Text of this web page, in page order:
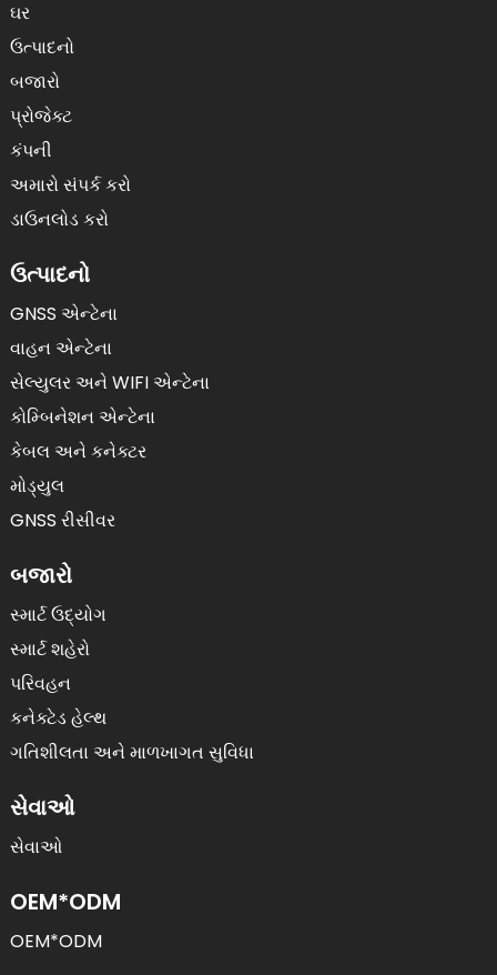
ઘર
ઉત્પાદનો
બજારો
પ્રોજેક્ટ
કંપની
અમારો સંપર્ક કરો
ડાઉનલોડ કરો
ઉત્પાદનો
GNSS એન્ટેના
વાહન એન્ટેના
સેલ્યુલર અને WIFI એન્ટેના
કોમ્બિનેશન એન્ટેના
કેબલ અને કનેક્ટર
મોડ્યુલ
GNSS રીસીવર
બજારો
સ્માર્ટ ઉદ્યોગ
સ્માર્ટ શહેરો
પરિવહન
કનેક્ટેડ હેલ્થ
ગતિશીલતા અને માળખાગત સુવિધા
સેવાઓ
સેવાઓ
OEM*ODM
OEM*ODM